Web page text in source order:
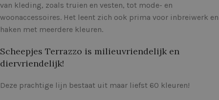
van kleding, zoals truien en vesten, tot mode- en
woonaccessoires. Het leent zich ook prima voor inbreiwerk en
haken met meerdere kleuren.
Scheepjes Terrazzo is milieuvriendelijk en
diervriendelijk!
Deze prachtige lijn bestaat uit maar liefst 60 kleuren!